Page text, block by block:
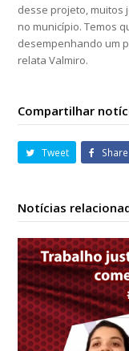
desse projeto, muitos
no município. Temos
desempenhando um
relata Valmiro.
Compartilhar
Tweet Share
Notícias